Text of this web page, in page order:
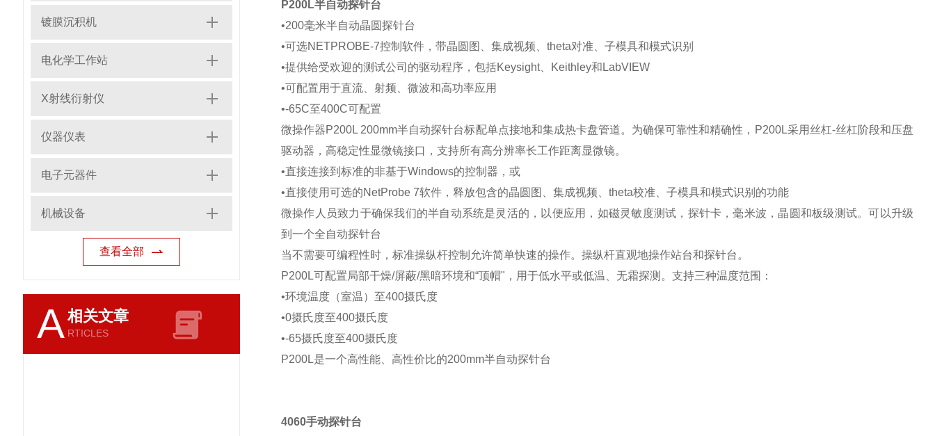
镀膜沉积机
电化学工作站
X射线衍射仪
仪器仪表
电子元器件
机械设备
查看全部
A相关文章
RTICLES
P200L半自动探针台
•200毫米半自动晶圆探针台
•可选NETPROBE-7控制软件，带晶圆图、集成视频、theta对准、子模具和模式识别
•提供给受欢迎的测试公司的驱动程序，包括Keysight、Keithley和LabVIEW
•可配置用于直流、射频、微波和高功率应用
•-65C至400C可配置
微操作器P200L 200mm半自动探针台标配单点接地和集成热卡盘管道。为确保可靠性和精确性，P200L采用丝杠-丝杠阶段和压盘
驱动器，高稳定性显微镜接口，支持所有高分辨率长工作距离显微镜。
•直接连接到标准的非基于Windows的控制器，或
•直接使用可选的NetProbe 7软件，释放包含的晶圆图、集成视频、theta校准、子模具和模式识别的功能
微操作人员致力于确保我们的半自动系统是灵活的，以便应用，如磁灵敏度测试，探针卡，毫米波，晶圆和板级测试。可以升级
到一个全自动探针台
当不需要可编程性时，标准操纵杆控制允许简单快速的操作。操纵杆直观地操作站台和探针台。
P200L可配置局部干燥/屏蔽/黑暗环境和“顶帽"，用于低水平或低温、无霜探测。支持三种温度范围：
•环境温度（室温）至400摄氏度
•0摄氏度至400摄氏度
•-65摄氏度至400摄氏度
P200L是一个高性能、高性价比的200mm半自动探针台
4060手动探针台